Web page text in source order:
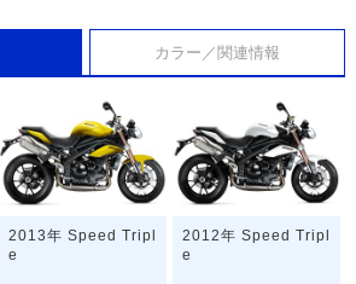
カラー／関連情報
2013年 Speed Tripl
e
2012年 Speed Tripl
e